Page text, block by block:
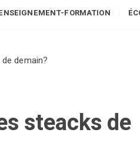
FORMATION
demain?
steacks de